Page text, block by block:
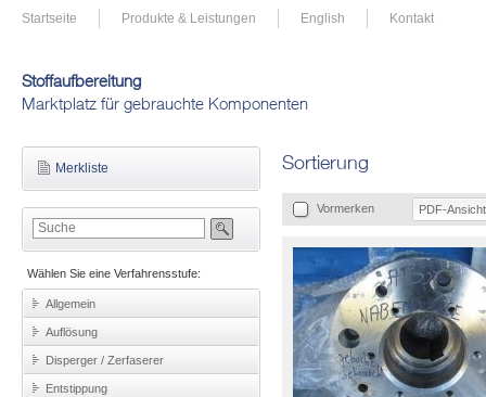
Startseite Produkte & Leistungen English Kontakt
Stoffaufbereitung
Marktplatz für gebrauchte Komponenten
Merkliste
Wählen Sie eine Verfahrensstufe:
Allgemein
Auflösung
Disperger / Zerfaserer
Entstippung
Sortierung
Vormerken PDF-Ansicht